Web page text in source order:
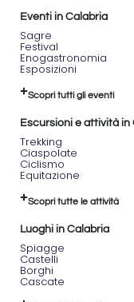
Eventi in Calabria
Sagre
Festival
Enogastronomia
Esposizioni
Scopri tutti gli eventi
Escursioni e attività in
Trekking
Ciaspolate
Ciclismo
Equitazione
Scopri tutte le attività
Luoghi in Calabria
Spiagge
Castelli
Borghi
Cascate